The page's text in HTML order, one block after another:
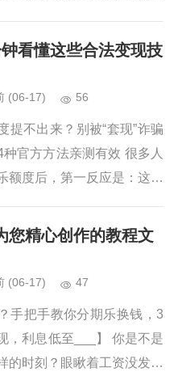
我亲自试了4种方法，直接
看懂这些合法变现技
(06-17) 56
提不出来？别被“套现”诈骗
官方方法亲测有效 很多人
额度后，第一反应是：这钱
不是提款机。它的核心是帮
您精心创作的教程文
(06-17) 47
手把手教你分期乐换钱，3
，利息低至___】 你是不是
的时刻？眼瞅着工资没发，